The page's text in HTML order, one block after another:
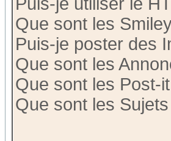
Que sont les
Puis-je poster des
Que sont les
Que sont les Post-
Que sont les